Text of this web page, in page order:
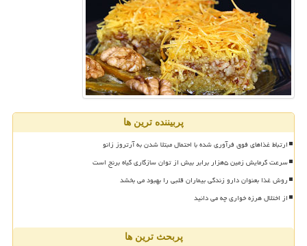
پربیننده ترین ها
ارتباط غذاهای فوق فرآوری شده با احتمال مبتلا شدن به آرتروز زانو
سرعت گرمایش زمین ۵هزار برابر بیش از توان سازگاری گیاه برنج است
روش غذا بعنوان دارو زندگی بیماران قلبی را بهبود می بخشد
از اختلال هرزه خواری چه می دانید
پربحث ترین ها